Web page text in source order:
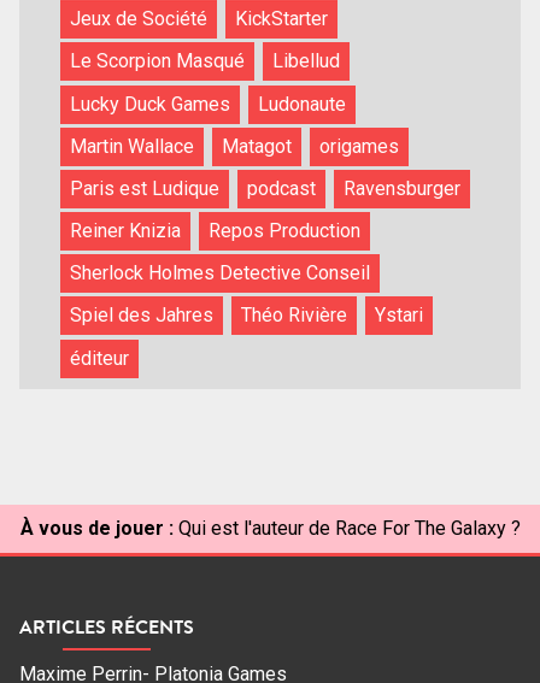
Jeux de Société
KickStarter
Le Scorpion Masqué
Libellud
Lucky Duck Games
Ludonaute
Martin Wallace
Matagot
origames
Paris est Ludique
podcast
Ravensburger
Reiner Knizia
Repos Production
Sherlock Holmes Detective Conseil
Spiel des Jahres
Théo Rivière
Ystari
éditeur
À vous de jouer : Qui est l'auteur de Race For The Galaxy ?
ARTICLES RÉCENTS
Maxime Perrin- Platonia Games